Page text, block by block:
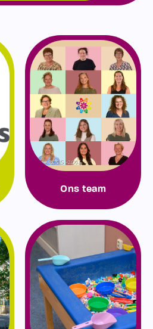
Ons team